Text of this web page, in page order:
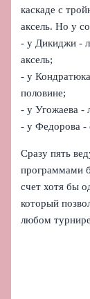
каскаде с
аксель. Но у
- у Дикиджи -
аксель;
- у
половине;
- у Угожаева -
- у Федорова -
Сразу пять
программами
счет хотя бы
который
любом